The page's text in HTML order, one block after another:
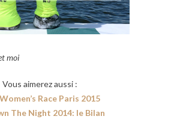
moi
Vous aimerez aussi :
Race Paris 2015
The Night 2014: le Bilan